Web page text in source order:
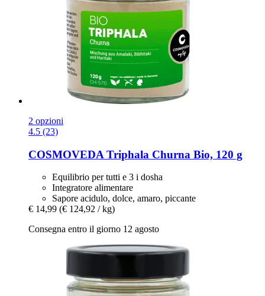
2 opzioni
4.5 (23)
COSMOVEDA Triphala Churna Bio, 120 g
Equilibrio per tutti e 3 i dosha
Integratore alimentare
Sapore acidulo, dolce, amaro, piccante
€ 14,99 (€ 124,92 / kg)
Consegna entro il giorno 12 agosto